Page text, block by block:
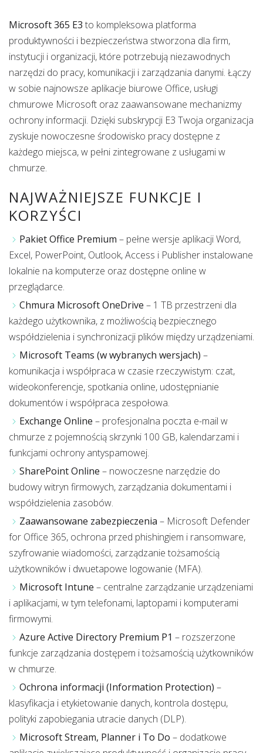
Microsoft 365 E3 to kompleksowa platforma
produktywności i bezpieczeństwa stworzona dla firm,
instytucji i organizacji, które potrzebują niezawodnych
narzędzi do pracy, komunikacji i zarządzania danymi. Łączy
w sobie najnowsze aplikacje biurowe Office, usługi
chmurowe Microsoft oraz zaawansowane mechanizmy
ochrony informacji. Dzięki subskrypcji E3 Twoja organizacja
zyskuje nowoczesne środowisko pracy dostępne z
każdego miejsca, w pełni zintegrowane z usługami w
chmurze.
NAJWAŻNIEJSZE FUNKCJE I
KORZYŚCI
Pakiet Office Premium – pełne wersje aplikacji Word,
Excel, PowerPoint, Outlook, Access i Publisher instalowane
lokalnie na komputerze oraz dostępne online w
przeglądarce.
Chmura Microsoft OneDrive – 1 TB przestrzeni dla
każdego użytkownika, z możliwością bezpiecznego
współdzielenia i synchronizacji plików między urządzeniami.
Microsoft Teams (w wybranych wersjach) –
komunikacja i współpraca w czasie rzeczywistym: czat,
wideokonferencje, spotkania online, udostępnianie
dokumentów i współpraca zespołowa.
Exchange Online – profesjonalna poczta e-mail w
chmurze z pojemnością skrzynki 100 GB, kalendarzami i
funkcjami ochrony antyspamowej.
SharePoint Online – nowoczesne narzędzie do
budowy witryn firmowych, zarządzania dokumentami i
współdzielenia zasobów.
Zaawansowane zabezpieczenia – Microsoft Defender
for Office 365, ochrona przed phishingiem i ransomware,
szyfrowanie wiadomości, zarządzanie tożsamością
użytkowników i dwuetapowe logowanie (MFA).
Microsoft Intune – centralne zarządzanie urządzeniami
i aplikacjami, w tym telefonami, laptopami i komputerami
firmowymi.
Azure Active Directory Premium P1 – rozszerzone
funkcje zarządzania dostępem i tożsamością użytkowników
w chmurze.
Ochrona informacji (Information Protection) –
klasyfikacja i etykietowanie danych, kontrola dostępu,
polityki zapobiegania utracie danych (DLP).
Microsoft Stream, Planner i To Do – dodatkowe